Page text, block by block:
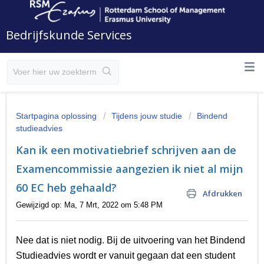
Bedrijfskunde Services
Startpagina oplossing Tijdens jouw studie
Bindend
studieadvies
Kan ik een motivatiebrief schrijven aan de
Examencommissie aangezien ik niet al mijn
60 EC heb gehaald?
Afdrukken
Gewijzigd op: Ma, 7 Mrt, 2022 om 5:48 PM
Nee dat is niet nodig. Bij de uitvoering van het Bindend
Studieadvies wordt er vanuit gegaan dat een student